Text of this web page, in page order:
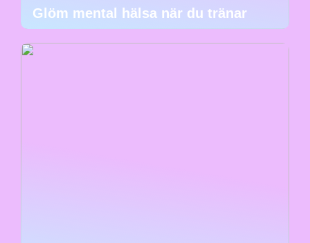
Glöm mental hälsa när du tränar